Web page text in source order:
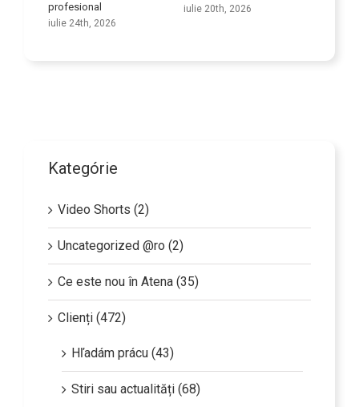
profesional
iulie 24th, 2026
iulie 20th, 2026
Kategórie
Video Shorts (2)
Uncategorized @ro (2)
Ce este nou în Atena (35)
Clienți (472)
Hľadám prácu (43)
Stiri sau actualități (68)